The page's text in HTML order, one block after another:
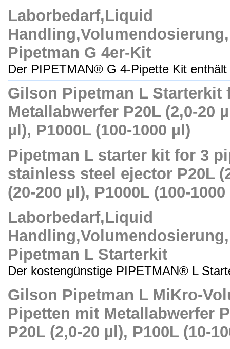
Laborbedarf,Liquid
Pipetman G 4er-Kit
Der PIPETMAN® G 4-Pipette Kit enthält
Gilson Pipetman L Starterkit
Metallabwerfer P20L (2,0-20
µl), P1000L (100-1000 µl)
Pipetman L starter kit for 3
stainless steel ejector P20L
(20-200 µl), P1000L (100-
Laborbedarf,Liquid
Pipetman L Starterkit
Der kostengünstige PIPETMAN® L
Gilson Pipetman L MiKro-
Pipetten mit Metallabwerfer
P20L (2,0-20 µl), P100L (10-